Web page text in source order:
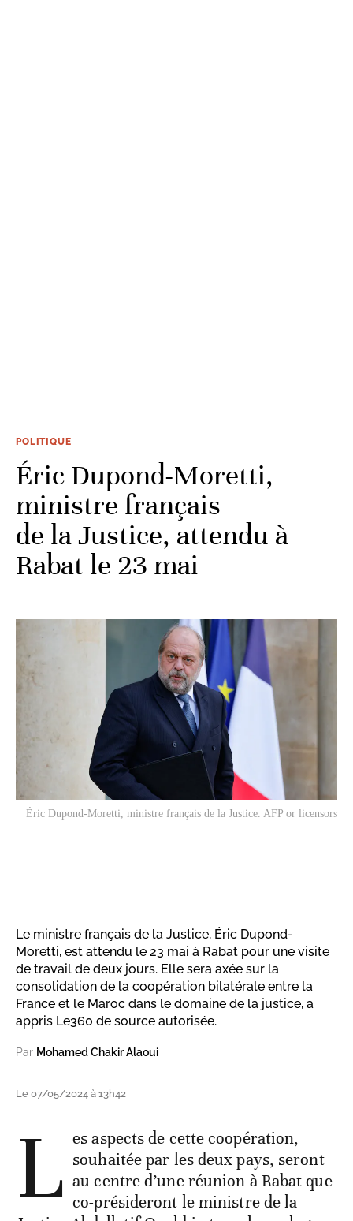
POLITIQUE
Éric Dupond-Moretti,
ministre français
de la Justice, attendu à
Rabat le 23 mai
Éric Dupond-Moretti, ministre français de la Justice. AFP or licensors
Le ministre français de la Justice, Éric Dupond-
Moretti, est attendu le 23 mai à Rabat pour une visite
de travail de deux jours. Elle sera axée sur la
consolidation de la coopération bilatérale entre la
France et le Maroc dans le domaine de la justice, a
appris Le360 de source autorisée.
Par Mohamed Chakir Alaoui
Le 07/05/2024 à 13h42
L es aspects de cette coopération,
souhaitée par les deux pays, seront
au centre d’une réunion à Rabat que
co-présideront le ministre de la